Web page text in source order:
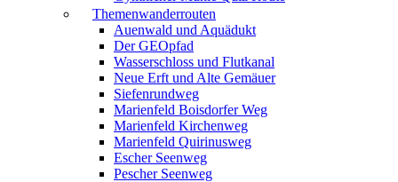
Themenwanderrouten
Auenwald und Aquädukt
Der GEOpfad
Wasserschloss und Flutkanal
Neue Erft und Alte Gemäuer
Siefenrundweg
Marienfeld Boisdorfer Weg
Marienfeld Kirchenweg
Marienfeld Quirinusweg
Escher Seenweg
Pescher Seenweg